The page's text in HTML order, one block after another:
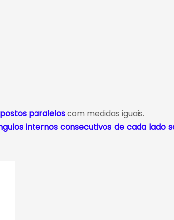
paraleloscom medidas iguais.
internos consecutivos de cada lado